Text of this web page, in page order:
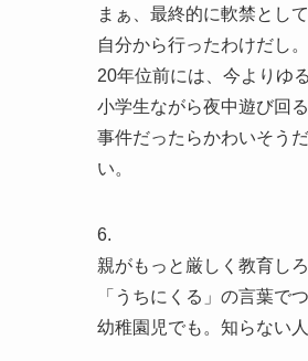
まぁ、最終的に軟禁とし
自分から行ったわけだし。
20年位前には、今よりゆ
小学生ながら夜中遊び回
事件だったらかわいそう
い。
6.
親がもっと厳しく教育しろ
「うちにくる」の言葉で
幼稚園児でも。知らない